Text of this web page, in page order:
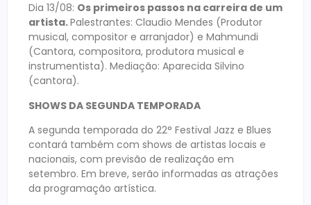
Dia 13/08: Os primeiros passos na carreira de um
artista.Palestrantes: Claudio Mendes (Produtor
musical, compositor e arranjador) e Mahmundi
(Cantora, compositora, produtora musical e
instrumentista). Mediação: Aparecida Silvino
(cantora).
SHOWS DA SEGUNDA TEMPORADA
A segunda temporada do 22° Festival Jazz e Blues
contará também com shows de artistas locais e
nacionais, com previsão de realização em
setembro. Em breve, serão informadas as atrações
da programação artística.